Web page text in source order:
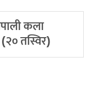
कला
तस्विर)